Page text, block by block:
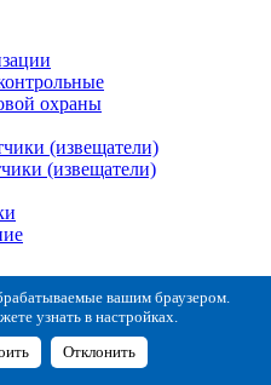
охраны
(извещатели)
(извещатели)
материалы
извещателей
вашим браузером.
узнать в настройках.
Отклонить